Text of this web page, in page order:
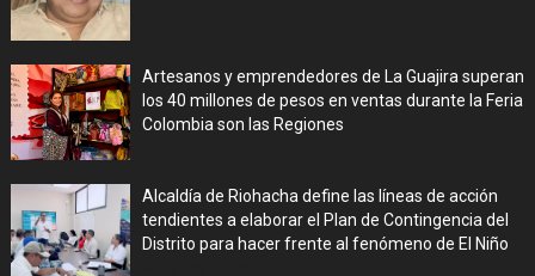
Artesanos y emprendedores de La Guajira superan
los 40 millones de pesos en ventas durante la Feria
Colombia son las Regiones
Alcaldía de Riohacha define las líneas de acción
tendientes a elaborar el Plan de Contingencia del
Distrito para hacer frente al fenómeno de El Niño